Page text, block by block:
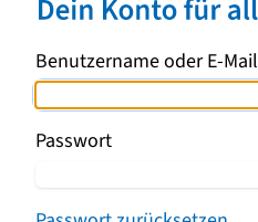
Benutzername oder E-Mail
Passwort